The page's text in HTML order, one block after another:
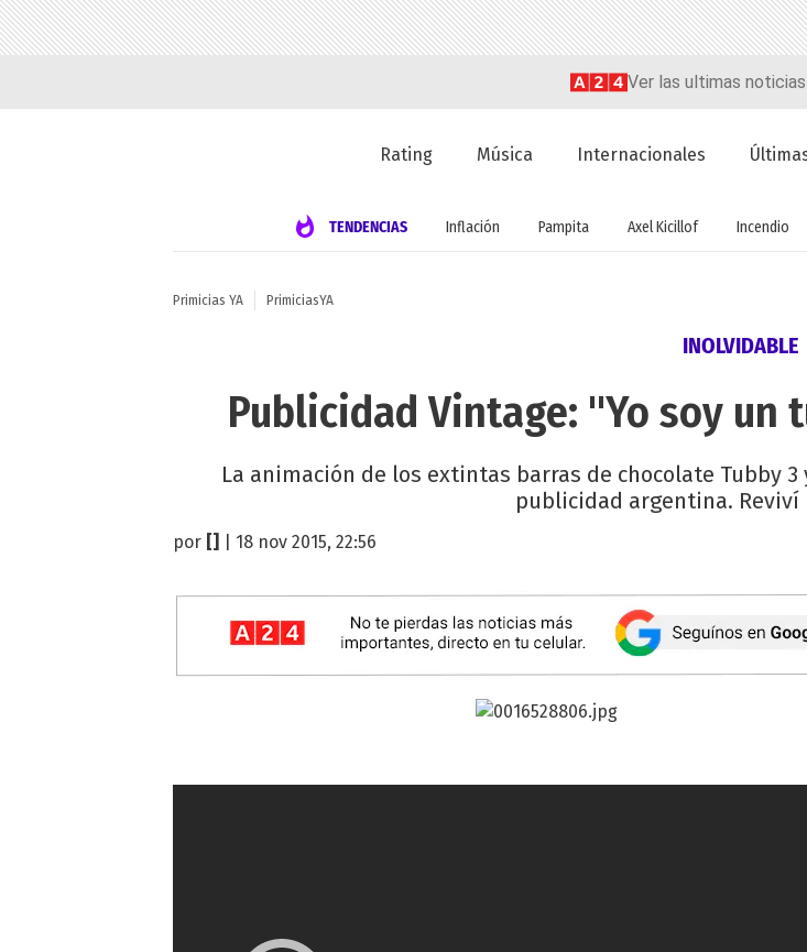
Ver las ultimas
Rating Música Internacionales
TENDENCIAS Inflación Pampita Axel Kicillof Incendio
Primicias YA PrimiciasYA
INOLVIDABLE
Publicidad Vintage: "Yo soy un
La animación de los extintas barras de chocolate Tubby
publicidad argentina. Reviví
por | 18 nov 2015, 22:56